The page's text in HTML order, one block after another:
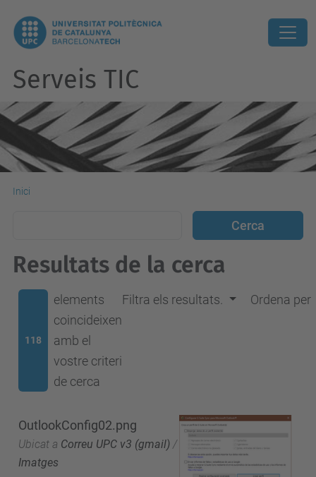
Serveis TIC
Inici
Resultats de la cerca
118
elements
coincideixen
amb el
vostre criteri
de cerca
Filtra els resultats. Ordena per
OutlookConfig02.png
Ubicat a Correu UPC v3 (gmail) /
Imatges